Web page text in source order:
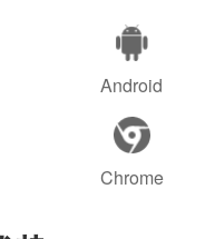
Android
Chrome